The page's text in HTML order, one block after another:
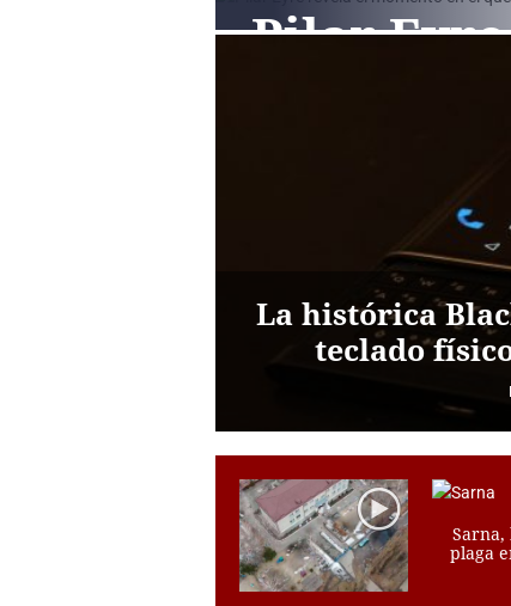
Pilar
la
decidió
La histórica
teclado
Sarna,
plaga